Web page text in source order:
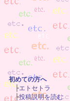
初めての方へ
├エトセトラ
├投稿説明を読む